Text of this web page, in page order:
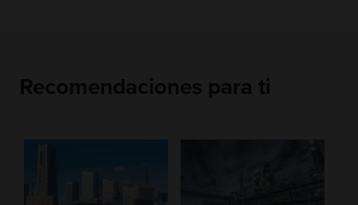
Recomendaciones para ti